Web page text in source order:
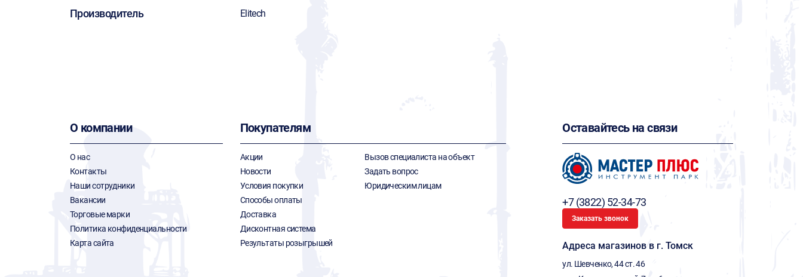
Производитель Elitech
О компании
О нас
Контакты
Наши сотрудники
Вакансии
Торговые марки
Политика конфиденциальности
Карта сайта
Покупателям
Акции
Новости
Условия покупки
Способы оплаты
Доставка
Дисконтная система
Результаты розыгрышей
Вызов специалиста на объект
Задать вопрос
Юридическим лицам
Оставайтесь на связи
+7 (3822) 52-34-73
Заказать звонок
Адреса магазинов в г. Томск
ул. Шевченко, 44 ст. 46